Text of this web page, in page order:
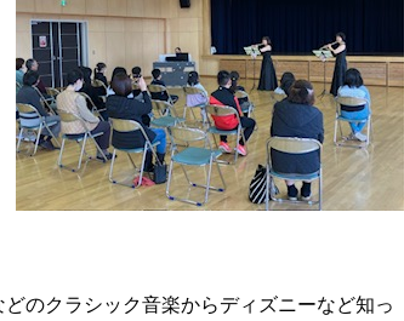
クラシック音楽からディズニーなど知っ